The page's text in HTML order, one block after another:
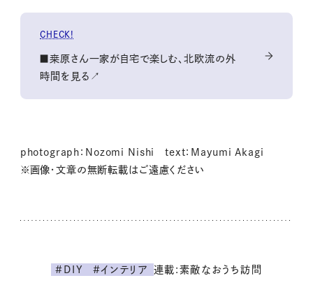
CHECK!
■桒原さん一家が自宅で楽しむ、北欧流の外
時間を見る↗
photograph：Nozomi Nishi text：Mayumi Akagi
※画像・文章の無断転載はご遠慮ください
#DIY #インテリア 連載:素敵なおうち訪問